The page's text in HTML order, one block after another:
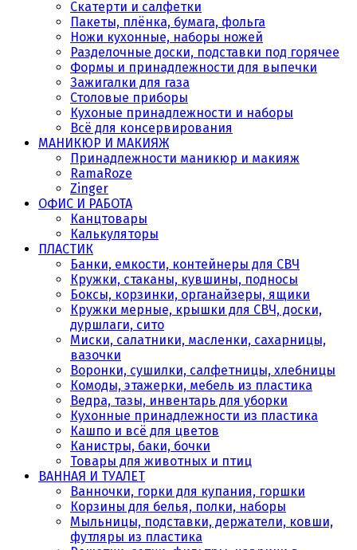
Скатерти и салфетки
Пакеты, плёнка, бумага, фольга
Ножи кухонные, наборы ножей
Разделочные доски, подставки под горячее
Формы и принадлежности для выпечки
Зажигалки для газа
Столовые приборы
Кухоные принадлежности и наборы
Всё для консервирования
МАНИКЮР И МАКИЯЖ
Принадлежности маникюр и макияж
RamaRoze
Zinger
ОФИС И РАБОТА
Канцтовары
Калькуляторы
ПЛАСТИК
Банки, емкости, контейнеры для СВЧ
Кружки, стаканы, кувшины, подносы
Боксы, корзинки, органайзеры, ящики
Кружки мерные, крышки для СВЧ, доски,
дуршлаги, сито
Миски, салатники, масленки, сахарницы,
вазочки
Воронки, сушилки, салфетницы, хлебницы
Комоды, этажерки, мебель из пластика
Ведра, тазы, инвентарь для уборки
Кухонные принадлежности из пластика
Кашпо и всё для цветов
Канистры, баки, бочки
Товары для животных и птиц
ВАННАЯ И ТУАЛЕТ
Ванночки, горки для купания, горшки
Корзины для белья, полки, наборы
Мыльницы, подставки, держатели, ковши,
футляры из пластика